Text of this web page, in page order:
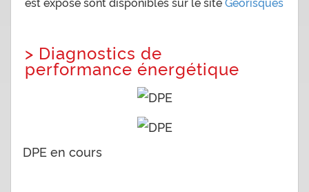
> Diagnostics de
performance énergétique
DPE en cours